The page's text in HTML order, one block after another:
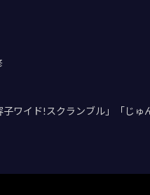
ワイド!スクランブル」「じ